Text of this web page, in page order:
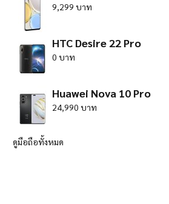
9,299 บาท
HTC Desire 22 Pro
0 บาท
Huawei Nova 10 Pro
24,990 บาท
ดูมือถือทั้งหมด